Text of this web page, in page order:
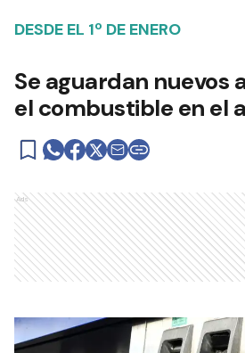
DESDE EL 1º DE ENERO
Se aguardan nuevos
el combustible en el
Ads